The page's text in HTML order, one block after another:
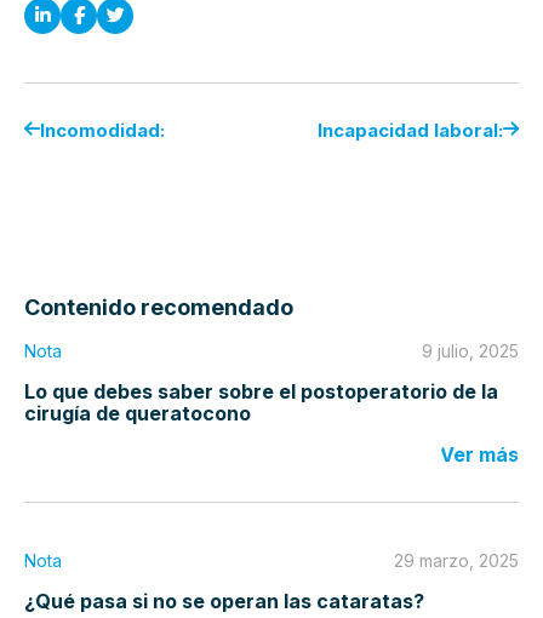
Incomodidad: Incapacidad laboral:
Contenido recomendado
Nota 9 julio, 2025
Lo que debes saber sobre el postoperatorio de la
cirugía de queratocono
Ver más
Nota 29 marzo, 2025
¿Qué pasa si no se operan las cataratas?